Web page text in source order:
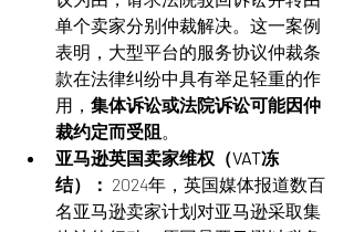
单个卖家分别仲裁解决。这一案例
表明，大型平台的服务协议仲裁条
款在法律纠纷中具有举足轻重的作
用， 集体诉讼或法院诉讼可能因仲
裁约定而受阻 。
亚马逊英国卖家维权（VAT冻
结）： 2024年，英国媒体报道数百
名亚马逊卖家计划对亚马逊采取集